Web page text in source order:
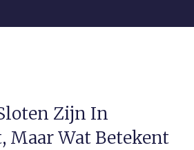
Zijn In
Maar Wat Betekent